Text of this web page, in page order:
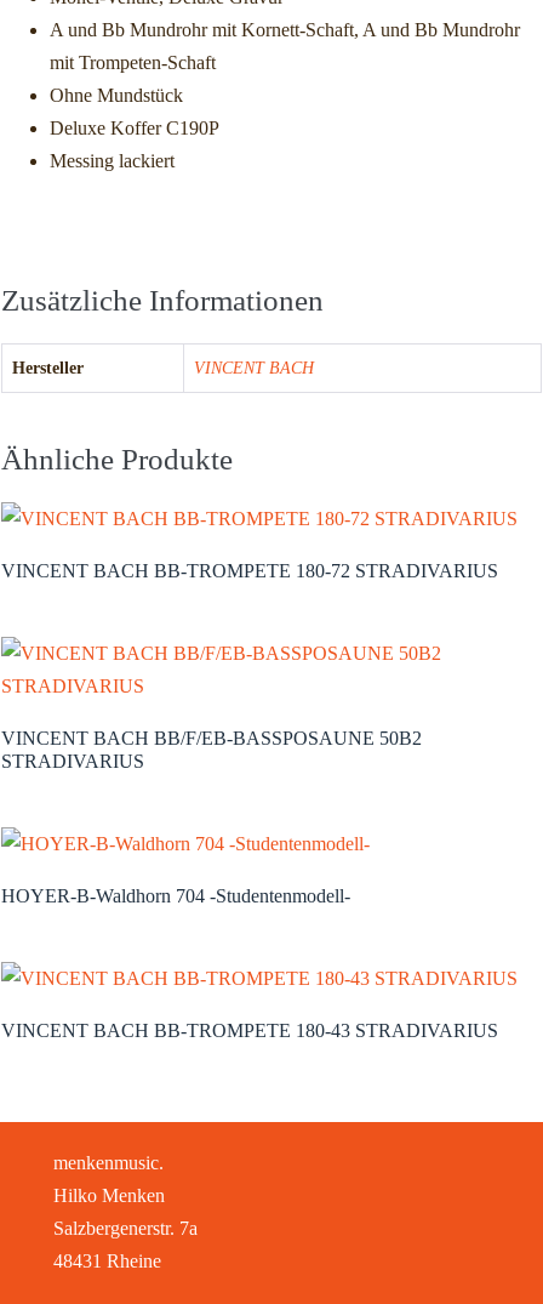
A und Bb Mundrohr mit Kornett-Schaft, A und Bb Mundrohr
mit Trompeten-Schaft
Ohne Mundstück
Deluxe Koffer C190P
Messing lackiert
Zusätzliche Informationen
Hersteller VINCENT BACH
Ähnliche Produkte
VINCENT BACH BB-TROMPETE 180-72 STRADIVARIUS
VINCENT BACH BB/F/EB-BASSPOSAUNE 50B2
STRADIVARIUS
HOYER-B-Waldhorn 704 -Studentenmodell-
VINCENT BACH BB-TROMPETE 180-43 STRADIVARIUS
menkenmusic.
Hilko Menken
Salzbergenerstr. 7a
48431 Rheine